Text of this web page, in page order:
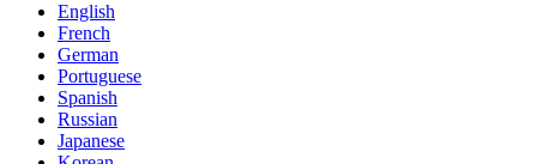
English
French
German
Portuguese
Spanish
Russian
Japanese